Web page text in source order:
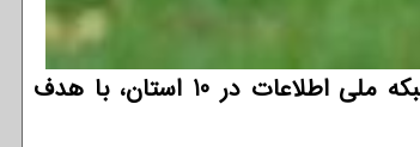
توسعه دهندگان: مجری توسعه ارتباطات روستایی وزارت ارتباطات از اجرای طرح آمایش مناطق روستایی در توسعه شبكه ملی اطلاعات در 10 استان، با هدف